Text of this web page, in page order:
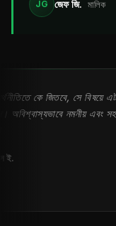
JG জেফ জি. মালিক
বেশি স্থানে
সমন্বিত করতে এটি